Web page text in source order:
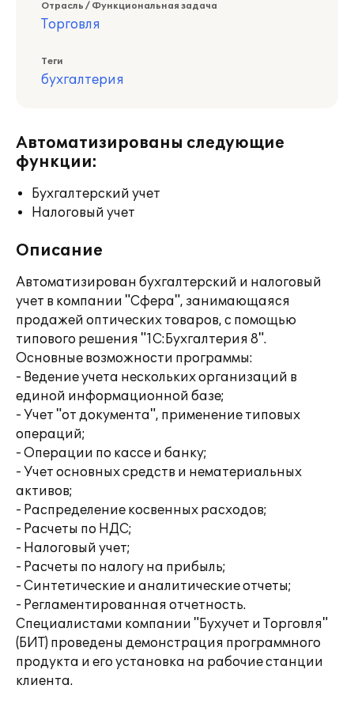
Отрасль / Функциональная задача
Торговля
Теги
бухгалтерия
Автоматизированы следующие
функции:
Бухгалтерский учет
Налоговый учет
Описание
Автоматизирован бухгалтерский и налоговый
учет в компании "Сфера", занимающаяся
продажей оптических товаров, с помощью
типового решения "1С:Бухгалтерия 8".
Основные возможности программы:
- Ведение учета нескольких организаций в
единой информационной базе;
- Учет "от документа", применение типовых
операций;
- Операции по кассе и банку;
- Учет основных средств и нематериальных
активов;
- Распределение косвенных расходов;
- Расчеты по НДС;
- Налоговый учет;
- Расчеты по налогу на прибыль;
- Синтетические и аналитические отчеты;
- Регламентированная отчетность.
Специалистами компании "Бухучет и Торговля"
(БИТ) проведены демонстрация программного
продукта и его установка на рабочие станции
клиента.